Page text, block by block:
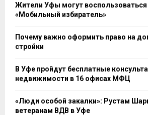
Жители Уфы могут
«Мобильный избиратель»
Почему важно оформить право на
стройки
В Уфе пройдут бесплатные
недвижимости в 16 офисах МФЦ
«Люди особой закалки»: Рустам
ветеранам ВДВ в Уфе